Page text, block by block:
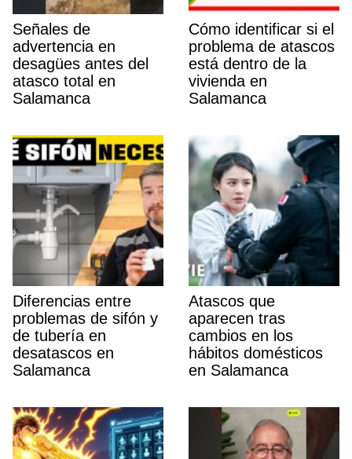
Señales de
advertencia en
desagües antes del
atasco total en
Salamanca
Cómo identificar si el
problema de atascos
está dentro de la
vivienda en
Salamanca
Diferencias entre
problemas de sifón y
de tubería en
desatascos en
Salamanca
Atascos que
aparecen tras
cambios en los
hábitos domésticos
en Salamanca